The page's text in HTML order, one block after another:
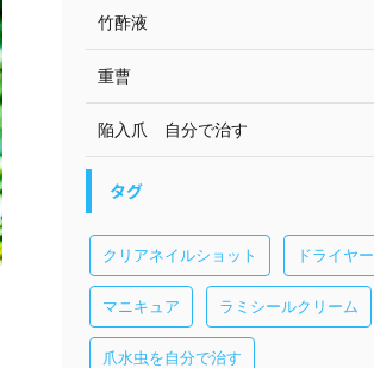
竹酢液
重曹
陥入爪 自分で治す
タグ
クリアネイルショット ドライヤー
マニキュア ラミシールクリーム
爪水虫を自分で治す